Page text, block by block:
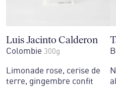
Luis Jacinto Calderon
Colombie 300g
Limonade rose, cerise de
terre, gingembre confit